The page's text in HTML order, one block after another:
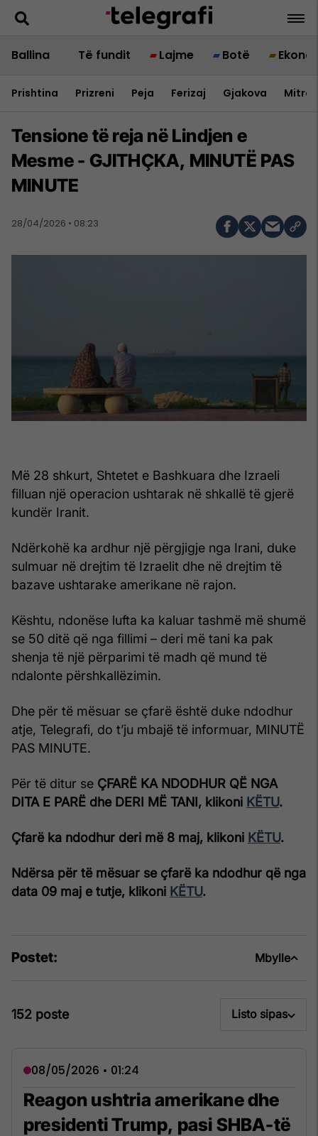
Ballina Të fundit Lajme Botë
Prishtina Prizreni Peja Ferizaj Gjakova
Tensione të reja në Lindjen e
Mesme - GJITHÇKA, MINUTË PAS
MINUTE
28/04/2026 • 08:23
Më 28 shkurt, Shtetet e Bashkuara dhe Izraeli
filluan një operacion ushtarak në shkallë të gjerë
kundër Iranit.
Ndërkohë ka ardhur një përgjigje nga Irani, duke
sulmuar në drejtim të Izraelit dhe në drejtim të
bazave ushtarake amerikane në rajon.
Kështu, ndonëse lufta ka kaluar tashmë më shumë
se 50 ditë që nga fillimi – deri më tani ka pak
shenja të një përparimi të madh që mund të
ndalonte përshkallëzimin.
Dhe për të mësuar se çfarë është duke ndodhur
atje, Telegrafi, do t’ju mbajë të informuar, MINUTË
PAS MINUTE.
Për të ditur se ÇFARË KA NDODHUR QË NGA
DITA E PARË dhe DERI MË TANI, klikoni KËTU.
Çfarë ka ndodhur deri më 8 maj, klikoni KËTU.
Ndërsa për të mësuar se çfarë ka ndodhur që nga
data 09 maj e tutje, klikoni KËTU.
Postet: Mbylle
152 poste Listo sipas
08/05/2026 • 01:24
Reagon ushtria amerikane dhe
presidenti Trump, pasi SHBA-të